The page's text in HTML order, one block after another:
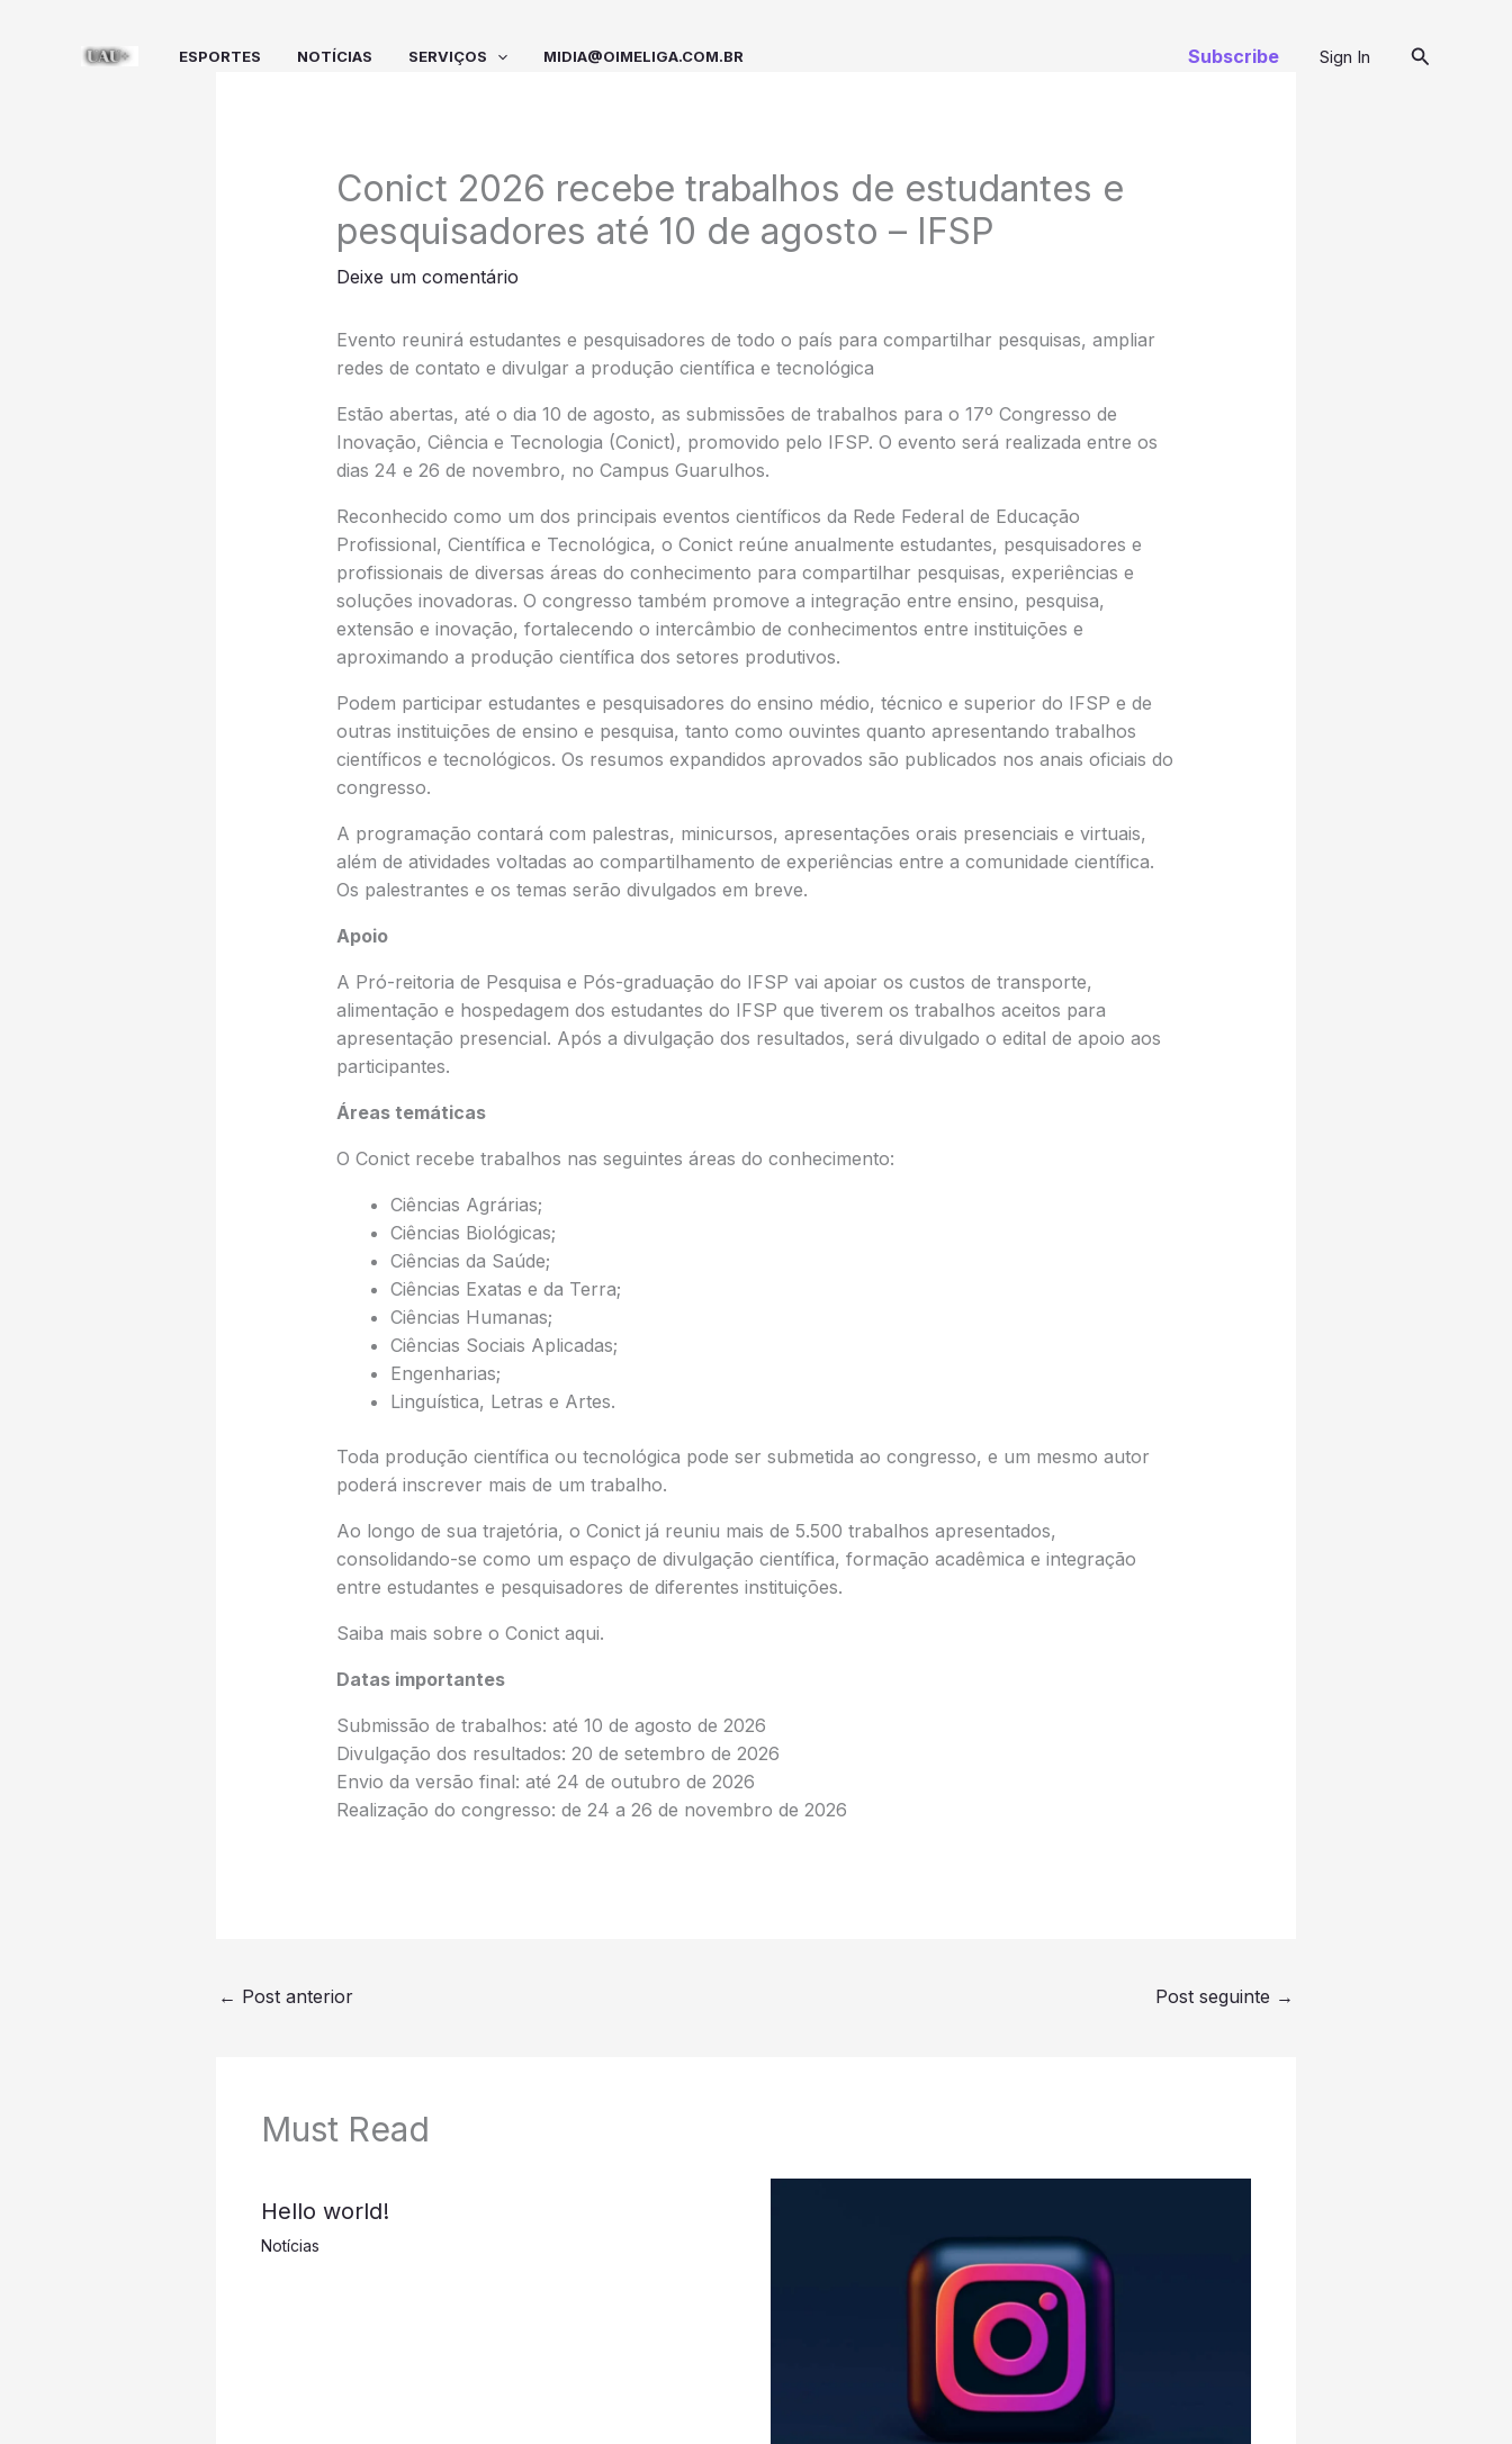
ESPORTES NOTÍCIAS SERVIÇOS MIDIA@OIMELIGA.COM.BR Subscribe Sign In Pesquisar
Conict 2026 recebe trabalhos de estudantes e
pesquisadores até 10 de agosto – IFSP
Deixe um comentário
Evento reunirá estudantes e pesquisadores de todo o país para compartilhar pesquisas, ampliar
redes de contato e divulgar a produção científica e tecnológica
Estão abertas, até o dia 10 de agosto, as submissões de trabalhos para o 17º Congresso de
Inovação, Ciência e Tecnologia (Conict), promovido pelo IFSP. O evento será realizada entre os
dias 24 e 26 de novembro, no Campus Guarulhos.
Reconhecido como um dos principais eventos científicos da Rede Federal de Educação
Profissional, Científica e Tecnológica, o Conict reúne anualmente estudantes, pesquisadores e
profissionais de diversas áreas do conhecimento para compartilhar pesquisas, experiências e
soluções inovadoras. O congresso também promove a integração entre ensino, pesquisa,
extensão e inovação, fortalecendo o intercâmbio de conhecimentos entre instituições e
aproximando a produção científica dos setores produtivos.
Podem participar estudantes e pesquisadores do ensino médio, técnico e superior do IFSP e de
outras instituições de ensino e pesquisa, tanto como ouvintes quanto apresentando trabalhos
científicos e tecnológicos. Os resumos expandidos aprovados são publicados nos anais oficiais do
congresso.
A programação contará com palestras, minicursos, apresentações orais presenciais e virtuais,
além de atividades voltadas ao compartilhamento de experiências entre a comunidade científica.
Os palestrantes e os temas serão divulgados em breve.
Apoio
A Pró-reitoria de Pesquisa e Pós-graduação do IFSP vai apoiar os custos de transporte,
alimentação e hospedagem dos estudantes do IFSP que tiverem os trabalhos aceitos para
apresentação presencial. Após a divulgação dos resultados, será divulgado o edital de apoio aos
participantes.
Áreas temáticas
O Conict recebe trabalhos nas seguintes áreas do conhecimento:
Ciências Agrárias;
Ciências Biológicas;
Ciências da Saúde;
Ciências Exatas e da Terra;
Ciências Humanas;
Ciências Sociais Aplicadas;
Engenharias;
Linguística, Letras e Artes.
Toda produção científica ou tecnológica pode ser submetida ao congresso, e um mesmo autor
poderá inscrever mais de um trabalho.
Ao longo de sua trajetória, o Conict já reuniu mais de 5.500 trabalhos apresentados,
consolidando-se como um espaço de divulgação científica, formação acadêmica e integração
entre estudantes e pesquisadores de diferentes instituições.
Saiba mais sobre o Conict aqui.
Datas importantes
Submissão de trabalhos: até 10 de agosto de 2026
Divulgação dos resultados: 20 de setembro de 2026
Envio da versão final: até 24 de outubro de 2026
Realização do congresso: de 24 a 26 de novembro de 2026
← Post anterior Post seguinte →
Must Read
Hello world!
Notícias